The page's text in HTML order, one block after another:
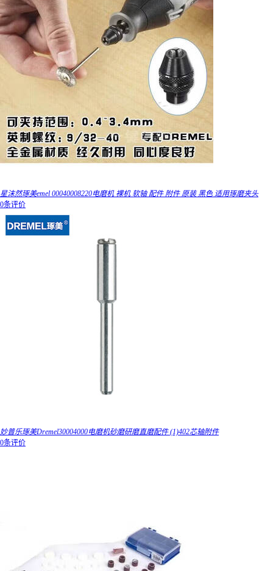
星沫然琢美emel 00040008220电磨机 裸机 软轴 配件 附件 原装 黑色 适用琢磨夹头
0条评价
妙普乐琢美Dremel30004000电磨机砂磨研磨直磨配件 (1)402芯轴附件
0条评价